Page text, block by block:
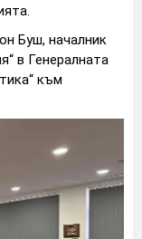
Буш, началник
в Генералната
към